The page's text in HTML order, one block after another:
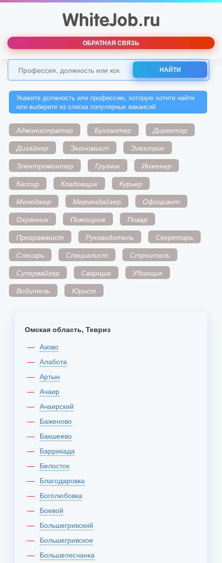
ОБРАТНАЯ СВЯЗЬ
НАЙТИ
Укажите должность или профессию, которую хотите найти
или выберите из списка популярных вакансий
Администратор Бухгалтер
Директор
Дизайнер
Экономист
Электрик
Электромонтер
Грузчик
Инженер
Кассир
Кладовщик
Курьер
Менеджер
Мерчендайзер
Официант
Охранник
Помощник
Повар
Программист
Руководитель
Секретарь
Слесарь
Специалист
Строитель
Супервайзер
Сварщик
Уборщик
Водитель
Юрист
Омская область, Тевриз
Азово
Алабота
Артын
Ачаир
Ачаирский
Баженово
Бакшеево
Баррикада
Белосток
Благодаровка
Боголюбовка
Боевой
Большегривский
Большегривское
Большепесчанка